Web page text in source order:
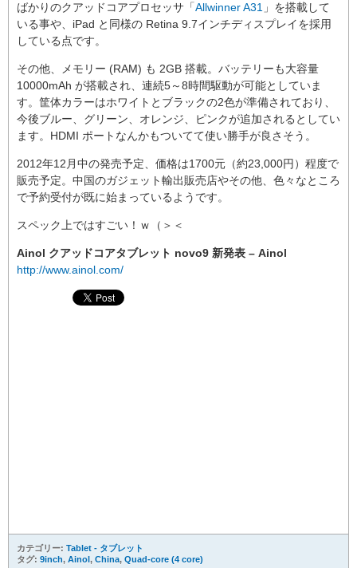
ばかりのクアッドコアプロセッサ「Allwinner A31 」を搭載して
いる事や、iPad と同様の Retina 9.7インチディスプレイを採用
している点です。
その他、メモリー (RAM) も 2GB 搭載。バッテリーも大容量
10000mAh が搭載され、連続5～8時間駆動が可能としていま
す。筐体カラーはホワイトとブラックの2色が準備されており、
今後ブルー、グリーン、オレンジ、ピンクが追加されるとしてい
ます。HDMI ポートなんかもついてて使い勝手が良さそう。
2012年12月中の発売予定、価格は1700元（約23,000円）程度で
販売予定。中国のガジェット輸出販売店やその他、色々なところ
で予約受付が既に始まっているようです。
スペック上ではすごい！ｗ（＞＜
Ainol クアッドコアタブレット novo9 新発表 – Ainol
http://www.ainol.com/
カテゴリー: Tablet - タブレット
タグ: 9inch, Ainol , China, Quad-core (4 core)